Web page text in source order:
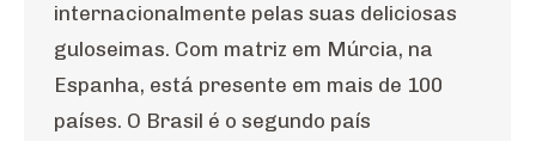
internacionalmente pelas suas deliciosas
guloseimas. Com matriz em Múrcia, na
Espanha, está presente em mais de 100
países. O Brasil é o segundo país